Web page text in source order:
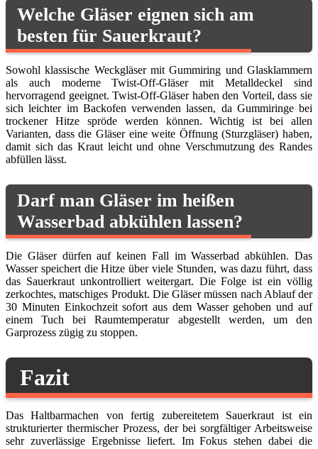
Welche Gläser eignen sich am
besten für Sauerkraut?
Sowohl klassische Weckgläser mit Gummiring und Glasklammern
als auch moderne Twist-Off-Gläser mit Metalldeckel sind
hervorragend geeignet. Twist-Off-Gläser haben den Vorteil, dass sie
sich leichter im Backofen verwenden lassen, da Gummiringe bei
trockener Hitze spröde werden können. Wichtig ist bei allen
Varianten, dass die Gläser eine weite Öffnung (Sturzgläser) haben,
damit sich das Kraut leicht und ohne Verschmutzung des Randes
abfüllen lässt.
Darf man Gläser im heißen
Wasserbad abkühlen lassen?
Die Gläser dürfen auf keinen Fall im Wasserbad abkühlen. Das
Wasser speichert die Hitze über viele Stunden, was dazu führt, dass
das Sauerkraut unkontrolliert weitergart. Die Folge ist ein völlig
zerkochtes, matschiges Produkt. Die Gläser müssen nach Ablauf der
30 Minuten Einkochzeit sofort aus dem Wasser gehoben und auf
einem Tuch bei Raumtemperatur abgestellt werden, um den
Garprozess zügig zu stoppen.
Fazit
Das Haltbarmachen von fertig zubereitetem Sauerkraut ist ein
strukturierter thermischer Prozess, der bei sorgfältiger Arbeitsweise
sehr zuverlässige Ergebnisse liefert. Im Fokus stehen dabei die